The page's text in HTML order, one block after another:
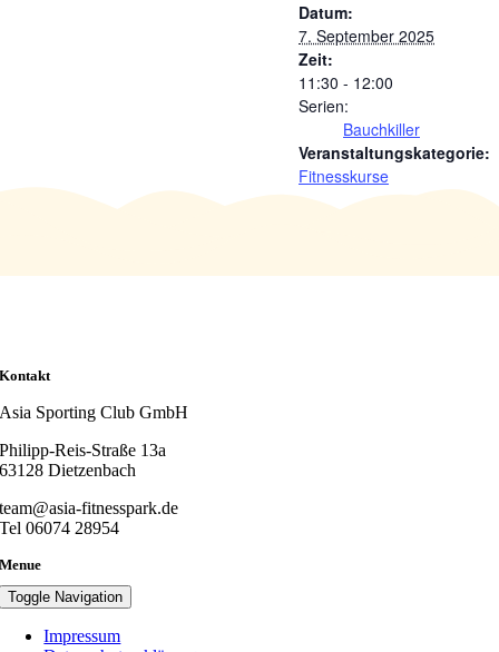
Datum:
7. September 2025
Zeit:
11:30 - 12:00
Serien:
Bauchkiller
Veranstaltungskategorie:
Fitnesskurse
Kontakt
Asia Sporting Club GmbH
Philipp-Reis-Straße 13a
63128 Dietzenbach
team@asia-fitnesspark.de
Tel 06074 28954
Menue
Toggle Navigation
Impressum